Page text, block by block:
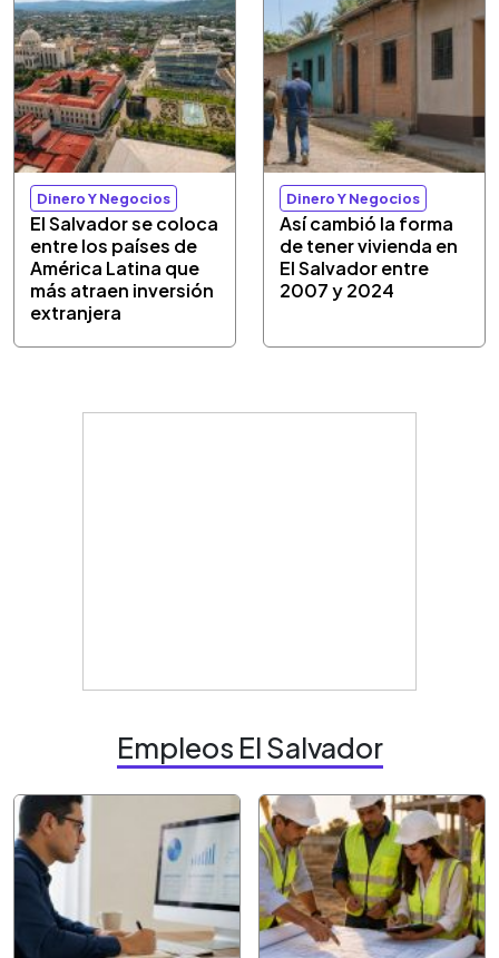
Dinero Y Negocios
El Salvador se coloca
entre los países de
América Latina que
más atraen inversión
extranjera
Dinero Y Negocios
Así cambió la forma
de tener vivienda en
El Salvador entre
2007 y 2024
Empleos El Salvador